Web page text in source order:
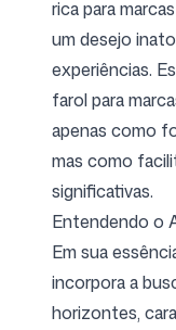
FAQ
Contato
Entrar
rica para
um desejo
experiências.
farol para
apenas como
mas como
significativas.
Entendendo o
Em sua
incorpora a
horizontes,